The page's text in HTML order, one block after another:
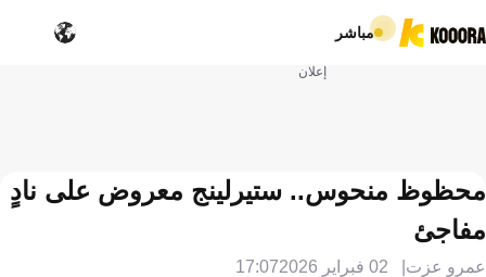
مباشر
إعلان
محظوظ منحوس.. ستيرلينج معروض على نادٍ
مفاجئ
عمرو عزت 02 فبراير 2026 17:07